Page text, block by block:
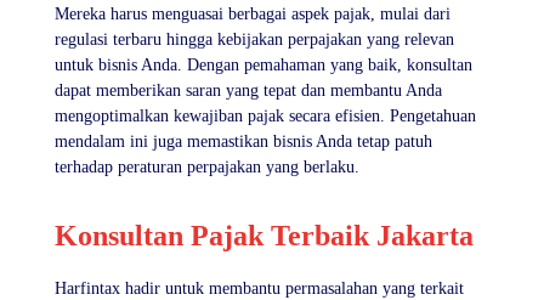
Mereka harus menguasai berbagai aspek pajak, mulai dari
regulasi terbaru hingga kebijakan perpajakan yang relevan
untuk bisnis Anda. Dengan pemahaman yang baik, konsultan
dapat memberikan saran yang tepat dan membantu Anda
mengoptimalkan kewajiban pajak secara efisien. Pengetahuan
mendalam ini juga memastikan bisnis Anda tetap patuh
terhadap peraturan perpajakan yang berlaku.
Konsultan Pajak Terbaik Jakarta
Harfintax hadir untuk membantu permasalahan yang terkait